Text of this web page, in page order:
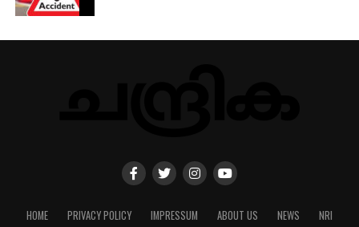
HOME PRIVACY POLICY IMPRESSUM ABOUT US NEWS NRI